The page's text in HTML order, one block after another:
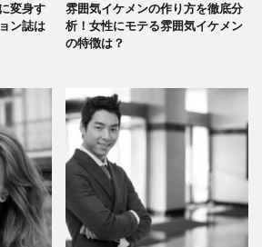
変身す
ン誌は
雰囲気イケメンの作り方を徹底分
析！女性にモテる雰囲気イケメン
の特徴は？